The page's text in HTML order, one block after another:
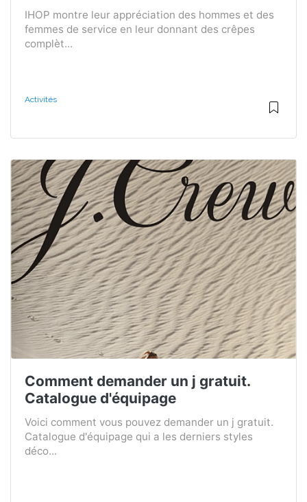
IHOP montre leur appréciation des hommes et des
femmes de service en leur donnant des crêpes
complèt...
Activités
Comment demander un j gratuit.
Catalogue d'équipage
Voici comment vous pouvez demander un j gratuit.
Catalogue d'équipage qui a les derniers styles
déco...